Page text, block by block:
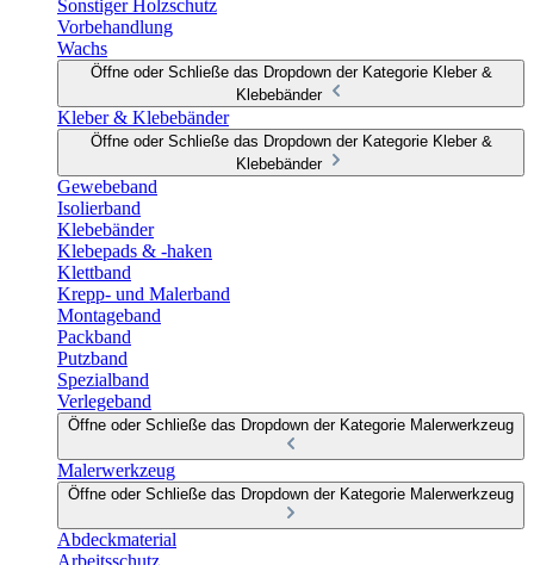
Sonstiger Holzschutz
Vorbehandlung
Wachs
Öffne oder Schließe das Dropdown der Kategorie Kleber &
Klebebänder
Kleber & Klebebänder
Öffne oder Schließe das Dropdown der Kategorie Kleber &
Klebebänder
Gewebeband
Isolierband
Klebebänder
Klebepads & -haken
Klettband
Krepp- und Malerband
Montageband
Packband
Putzband
Spezialband
Verlegeband
Öffne oder Schließe das Dropdown der Kategorie Malerwerkzeug
Malerwerkzeug
Öffne oder Schließe das Dropdown der Kategorie Malerwerkzeug
Abdeckmaterial
Arbeitsschutz